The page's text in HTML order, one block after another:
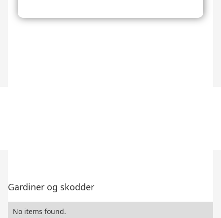
Gardiner og skodder
No items found.